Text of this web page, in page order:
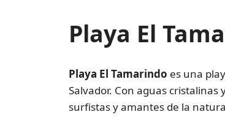
Playa El
Playa El Tamarindo es una
Salvador. Con aguas
surfistas y amantes de la